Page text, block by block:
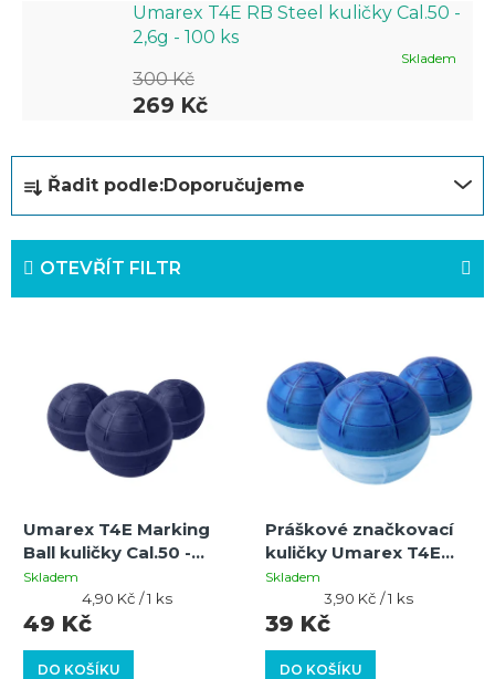
Umarex T4E RB Steel kuličky Cal.50 -
2,6g - 100 ks
Skladem
269 Kč
300 Kč
z
e
k
ů
Řadit podle:Doporučujeme
OTEVŘÍT FILTR
o
d
u
Umarex T4E Marking
Ball kuličky Cal.50 -
0,94 g modré - 10 ks
Skladem
DO KOŠÍKU
49 Kč
Měrná
cena:
4,90 Kč / 1 ks
Práškové značkovací
kuličky Umarex T4E
CKB Cal.50 modré |
0,95g | 10ks
Skladem
DO KOŠÍKU
39 Kč
Měrná
cena:
3,90 Kč / 1 ks